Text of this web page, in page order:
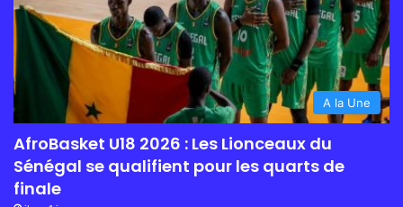
A la Une
AfroBasket U18 2026 : Les Lionceaux du
Sénégal se qualifient pour les quarts de
finale